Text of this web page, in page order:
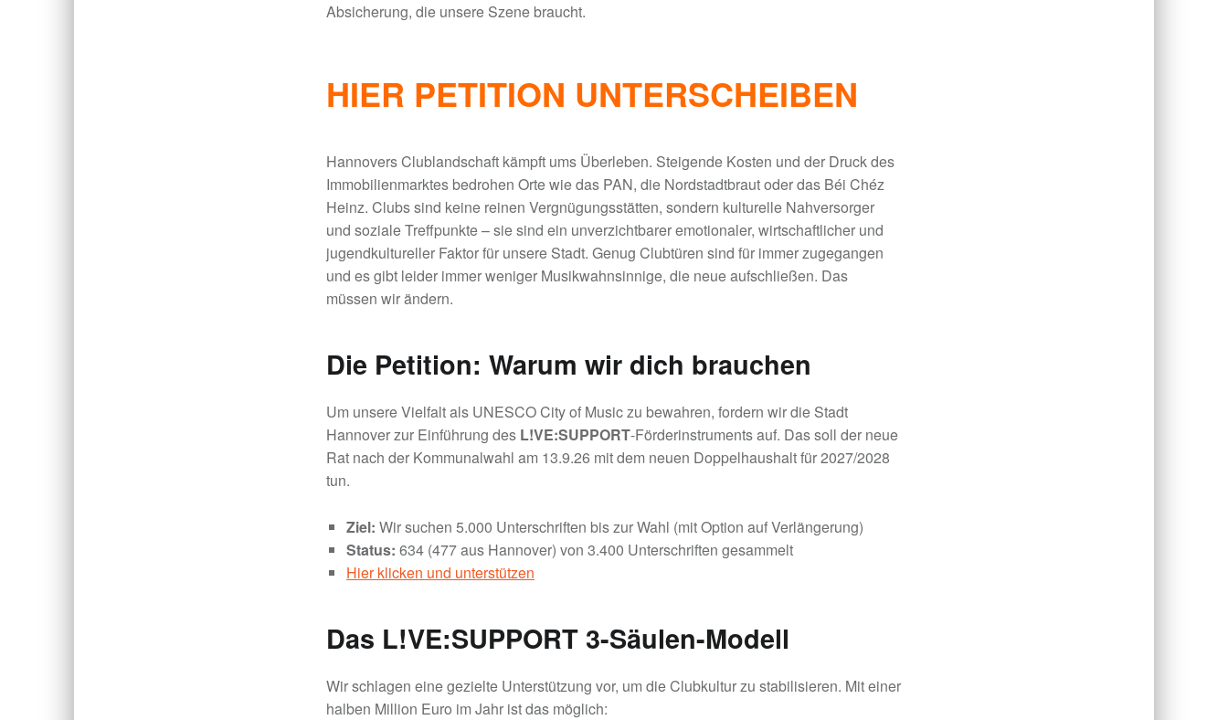
Absicherung, die unsere Szene braucht.
HIER PETITION UNTERSCHEIBEN
Hannovers Clublandschaft kämpft ums Überleben. Steigende Kosten und der Druck des
Immobilienmarktes bedrohen Orte wie das PAN, die Nordstadtbraut oder das Béi Chéz
Heinz. Clubs sind keine reinen Vergnügungsstätten, sondern kulturelle Nahversorger
und soziale Treffpunkte – sie sind ein unverzichtbarer emotionaler, wirtschaftlicher und
jugendkultureller Faktor für unsere Stadt. Genug Clubtüren sind für immer zugegangen
und es gibt leider immer weniger Musikwahnsinnige, die neue aufschließen. Das
müssen wir ändern.
Die Petition: Warum wir dich brauchen
Um unsere Vielfalt als UNESCO City of Music zu bewahren, fordern wir die Stadt
Hannover zur Einführung des L!VE:SUPPORT-Förderinstruments auf. Das soll der neue
Rat nach der Kommunalwahl am 13.9.26 mit dem neuen Doppelhaushalt für 2027/2028
tun.
Ziel: Wir suchen 5.000 Unterschriften bis zur Wahl (mit Option auf Verlängerung)
Status: 634 (477 aus Hannover) von 3.400 Unterschriften gesammelt
Hier klicken und unterstützen
Das L!VE:SUPPORT 3-Säulen-Modell
Wir schlagen eine gezielte Unterstützung vor, um die Clubkultur zu stabilisieren. Mit einer
halben Million Euro im Jahr ist das möglich: